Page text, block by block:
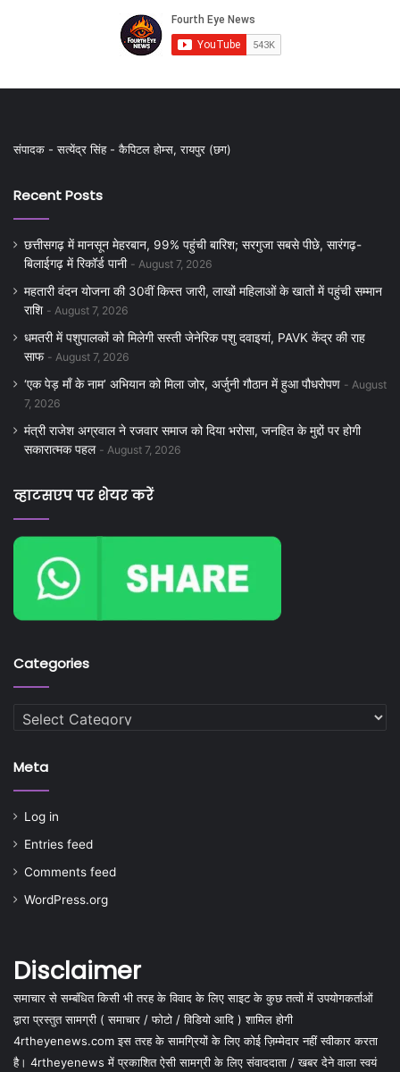
संपादक - सत्येंद्र सिंह - कैपिटल होम्स, रायपुर (छग)
Recent Posts
छत्तीसगढ़ में मानसून मेहरबान, 99% पहुंची बारिश; सरगुजा सबसे पीछे, सारंगढ़-
बिलाईगढ़ में रिकॉर्ड पानी
August 7, 2026
महतारी वंदन योजना की 30वीं किस्त जारी, लाखों महिलाओं के खातों में पहुंची सम्मान
राशि
August 7, 2026
धमतरी में पशुपालकों को मिलेगी सस्ती जेनेरिक पशु दवाइयां, PAVK केंद्र की राह
साफ
August 7, 2026
‘एक पेड़ माँ के नाम’ अभियान को मिला जोर, अर्जुनी गौठान में हुआ पौधरोपण
August
7, 2026
मंत्री राजेश अग्रवाल ने रजवार समाज को दिया भरोसा, जनहित के मुद्दों पर होगी
सकारात्मक पहल
August 7, 2026
व्हाटसएप पर शेयर करें
Categories
Categories
Meta
Log in
Entries feed
Comments feed
WordPress.org
Disclaimer
समाचार से सम्बंधित किसी भी तरह के विवाद के लिए साइट के कुछ तत्वों में उपयोगकर्ताओं
द्वारा प्रस्तुत सामग्री ( समाचार / फोटो / विडियो आदि ) शामिल होगी
4rtheyenews.com इस तरह के सामग्रियों के लिए कोई ज़िम्मेदार नहीं स्वीकार करता
है। 4rtheyenews में प्रकाशित ऐसी सामग्री के लिए संवाददाता / खबर देने वाला स्वयं